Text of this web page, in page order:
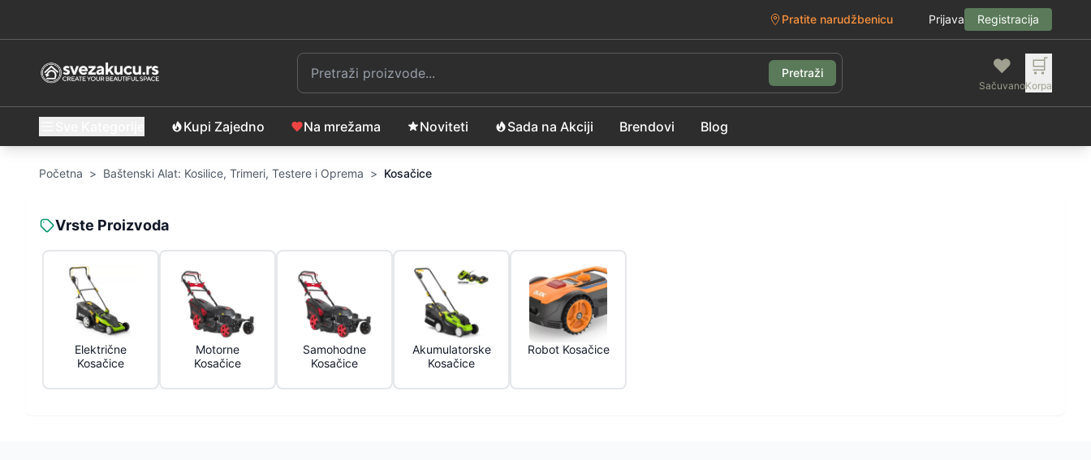
Pratite narudžbenicu Prijava Registracija
Pretraži ❤️
Sačuvano
🛒
Korpa
Kupi Zajedno Na mrežama Noviteti Sada na Akciji Brendovi Blog
Početna > Baštenski Alat: Kosilice, Trimeri, Testere i Oprema > Kosačice
Vrste Proizvoda
Električne
Kosačice
Motorne
Kosačice
Samohodne
Kosačice
Akumulatorske
Kosačice
Robot Kosačice